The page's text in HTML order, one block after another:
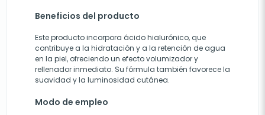
Beneficios del producto
Este producto incorpora ácido hialurónico, que
contribuye a la hidratación y a la retención de agua
en la piel, ofreciendo un efecto volumizador y
rellenador inmediato. Su fórmula también favorece la
suavidad y la luminosidad cutánea.
Modo de empleo